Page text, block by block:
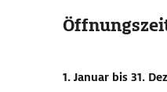
1. Januar bis 31.